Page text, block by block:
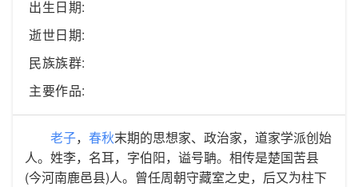
出生日期:
逝世日期:
民族族群:
主要作品:
老子， 春秋末期的思想家、政治家，道家学派创始
人。姓李，名耳，字伯阳，谥号聃。相传是楚国苦县
(今河南鹿邑县)人。曾任周朝守藏室之史，后又为柱下